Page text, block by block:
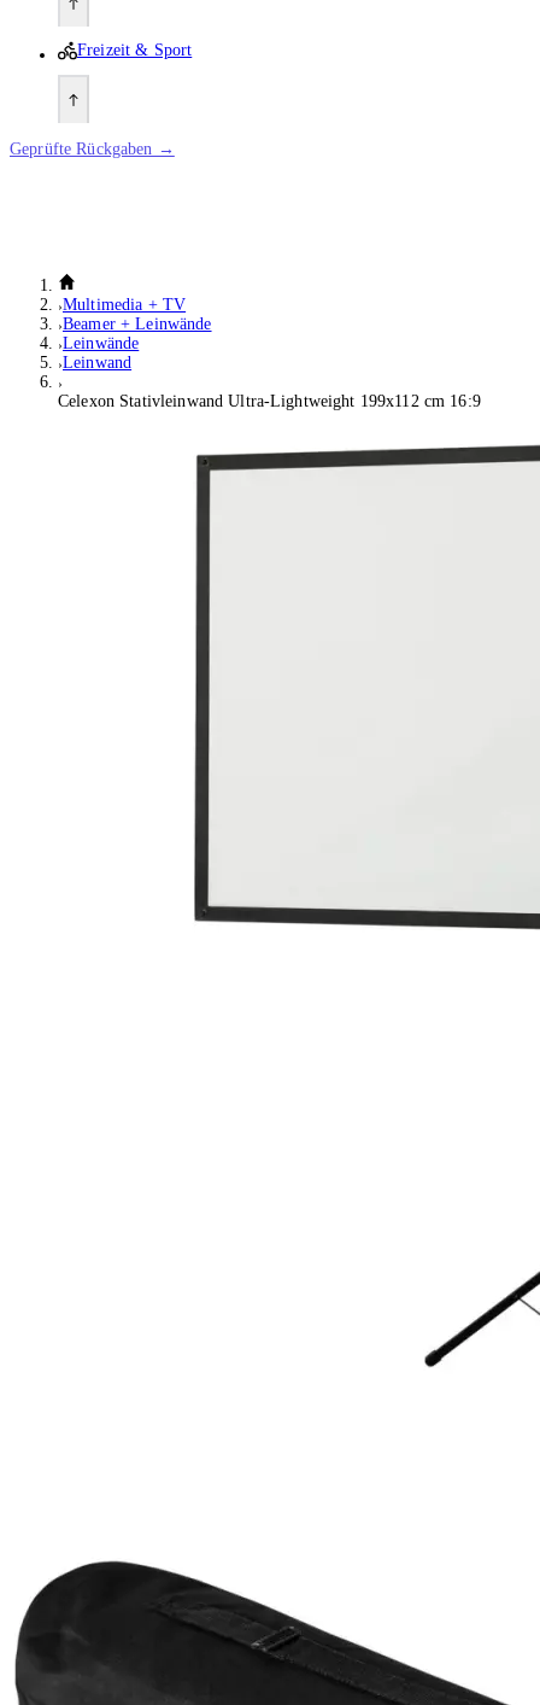
Freizeit & Sport
Geprüfte Rückgaben →
Multimedia + TV
Beamer + Leinwände
Leinwände
Leinwand
Celexon Stativleinwand Ultra-Lightweight 199x112 cm 16:9